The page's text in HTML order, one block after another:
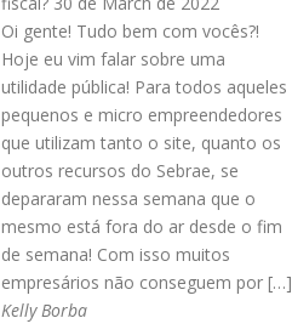
Oi gente! Tudo bem com vocês?!
Hoje eu vim falar sobre uma
utilidade pública! Para todos aqueles
pequenos e micro empreendedores
que utilizam tanto o site, quanto os
outros recursos do Sebrae, se
depararam nessa semana que o
mesmo está fora do ar desde o fim
de semana! Com isso muitos
empresários não conseguem por […]
Kelly Borba